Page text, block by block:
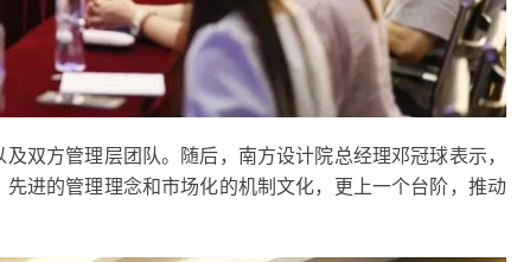
双方管理层团队。随后，南方设计院总经理邓冠球表示，
进的管理理念和市场化的机制文化，更上一个台阶，推动